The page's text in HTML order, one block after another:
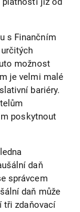
s Finančním
možnost
je velmi malé
bariéry.
poskytnout
daň
správcem
daň může
tři zdaňovací